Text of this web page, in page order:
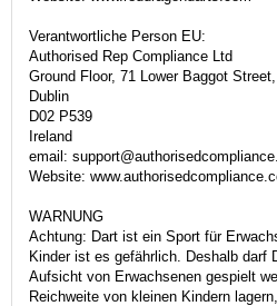
Verantwortliche Person EU:
Authorised Rep Compliance Ltd
Ground Floor, 71 Lower Baggot Street,
Dublin
D02 P539
Ireland
email:
Website:
WARNUNG
Achtung: Dart ist ein Sport für
Kinder ist es gefährlich. Deshalb darf
Aufsicht von Erwachsenen gespielt
Reichweite von kleinen Kindern